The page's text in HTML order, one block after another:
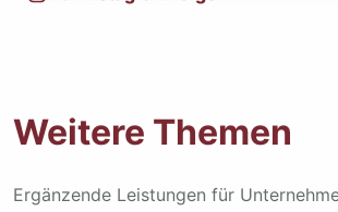
Weitere Themen
Ergänzende Leistungen für